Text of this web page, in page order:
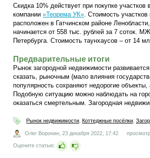
Скидка 10% действует при покупке участков
компании «Теорема УК». Стоимость
расположен в Гатчинском районе
начинается от 558 тыс. рублей за 7 соток.
Петербурга. Стоимость таунхаусов – от 14
Предварительные итоги
Рынок загородной недвижимости
сказать, рыночным (мало влияния
популярность сохраняют недорогие
Подобную ситуацию можно наблюдать на
оказаться смертельным. Загородная
Рынок недвижимости Коттеджные посёлки
Олег Воронин, 23 декабря 2022, 17:42
Оцените статью: